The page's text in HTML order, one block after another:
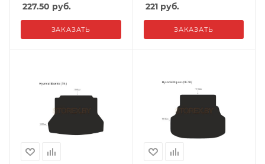
227.50 руб.
ЗАКАЗАТЬ
221руб.
ЗАКАЗАТЬ